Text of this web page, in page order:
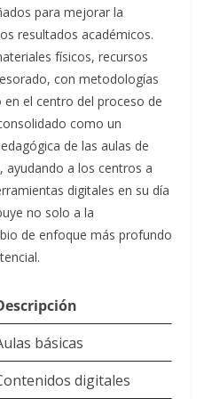
para mejorar la
resultados académicos.
físicos, recursos
con metodologías
el centro del proceso de
como un
de las aulas de
ayudando a los centros a
digitales en su día
no solo a la
de enfoque más profundo
básicas
digitales